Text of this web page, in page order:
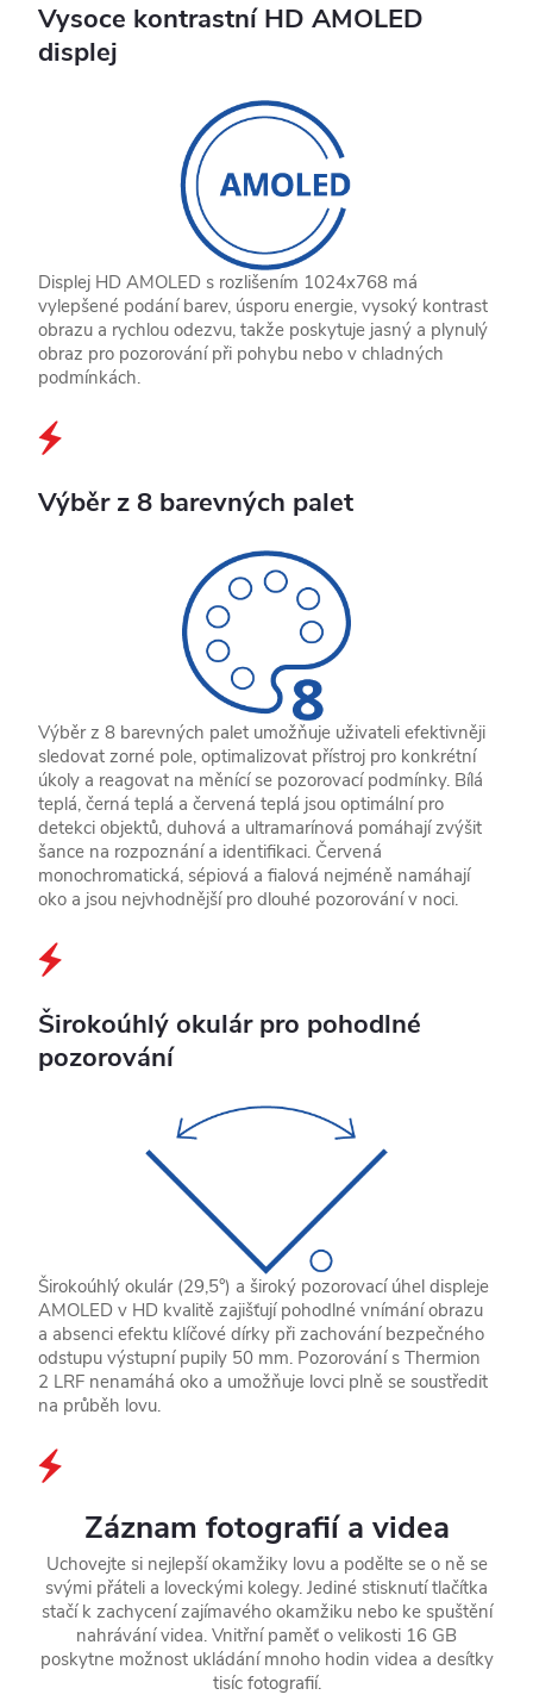
Vysoce kontrastní HD AMOLED
displej
Displej HD AMOLED s rozlišením 1024x768 má
vylepšené podání barev, úsporu energie, vysoký kontrast
obrazu a rychlou odezvu, takže poskytuje jasný a plynulý
obraz pro pozorování při pohybu nebo v chladných
podmínkách.
Výběr z 8 barevných palet
Výběr z 8 barevných palet umožňuje uživateli efektivněji
sledovat zorné pole, optimalizovat přístroj pro konkrétní
úkoly a reagovat na měnící se pozorovací podmínky. Bílá
teplá, černá teplá a červená teplá jsou optimální pro
detekci objektů, duhová a ultramarínová pomáhají zvýšit
šance na rozpoznání a identifikaci. Červená
monochromatická, sépiová a fialová nejméně namáhají
oko a jsou nejvhodnější pro dlouhé pozorování v noci.
Širokoúhlý okulár pro pohodlné
pozorování
Širokoúhlý okulár (29,5°) a široký pozorovací úhel displeje
AMOLED v HD kvalitě zajišťují pohodlné vnímání obrazu
a absenci efektu klíčové dírky při zachování bezpečného
odstupu výstupní pupily 50 mm. Pozorování s Thermion
2 LRF nenamáhá oko a umožňuje lovci plně se soustředit
na průběh lovu.
Záznam fotografií a videa
Uchovejte si nejlepší okamžiky lovu a podělte se o ně se
svými přáteli a loveckými kolegy. Jediné stisknutí tlačítka
stačí k zachycení zajímavého okamžiku nebo ke spuštění
nahrávání videa. Vnitřní paměť o velikosti 16 GB
poskytne možnost ukládání mnoho hodin videa a desítky
tisíc fotografií.